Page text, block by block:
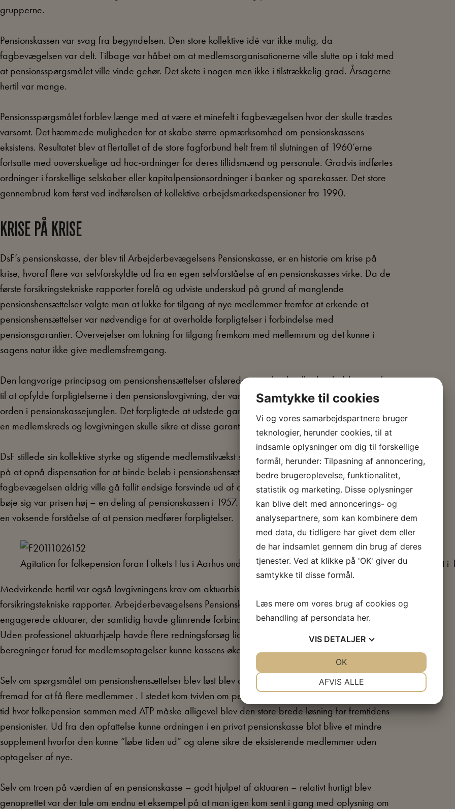
grupperne.
Pensionskassen var svag fra begyndelsen. Den store kollektive idé var ikke mulig, da
fagbevægelsen var delt. Tilbage var håbet om at medlemsorganisationerne ville slutte op i takt med
at pensionsspørgsmålet ville vinde gehør. Det skete i nogen men ikke i tilstrækkelig grad. Årsagerne
hertil var mange.
Pensionsspørgsmålet forblev længe med at være et minefelt i fagbevægelsen hvor der skulle trædes
varsomt. Det hæmmede muligheden for at skabe større opmærksomhed om pensionskassens
eksistens. Resultatet blev at flertallet af de store fagforbund helt frem til slutningen af 1960’erne
fortsatte med uoverskuelige ad hoc-ordninger for deres tillidsmænd og personale. Gradvis indførtes
ordninger i forskellige selskaber eller kapitalpensionsordninger i banker og sparekasser. Det store
gennembrud kom først ved indførelsen af kollektive arbejdsmarkedspensioner fra 1990.
KRISE PÅ KRISE
DsF’s pensionskasse, der blev til Arbejderbevægelsens Pensionskasse, er en historie om krise på
krise, hvoraf flere var selvforskyldte ud fra en egen selvforståelse af en pensionskasses virke. Da de
første forsikringstekniske rapporter forelå og udviste underskud på grund af manglende
pensionshensættelser valgte man at lukke for tilgang af nye medlemmer fremfor at erkende at
pensionshensættelser var nødvendige for at overholde forpligtelser i forbindelse med
pensionsgarantier. Overvejelser om lukning for tilgang fremkom med mellemrum og det kunne i
sagens natur ikke give medlemsfremgang.
Den langvarige principsag om pensionshensættelser afslørede manglende eller kun halvhjertet vilje
til at opfylde forpligtelserne i den pensionslovgivning, der var udformet med henblik på at skabe
orden i pensionskassejunglen. Det forpligtede at udstede garantier om forskellige pensionsydelser til
en medlemskreds og lovgivningen skulle sikre at disse garantier blev overholdt
DsF stillede sin kollektive styrke og stigende medlemstilvækst som garanti og spildte årtiers arbejde
på at opnå dispensation for at binde beløb i pensionshensættelser under henvisning til at
fagbevægelsen aldrig ville gå fallit endsige forsvinde ud af det danske samfund. Da man måtte
bøje sig var prisen høj – en deling af pensionskassen i 1957. Den positive del af denne udgang blev
en voksende forståelse af at pension medfører forpligtelser.
Agitation for folkepension foran Folkets Hus i Aarhus under valgkampen i 1953. (Folkepensionen blev indført i
Medvirkende hertil var også lovgivningens krav om aktuarbistand og faste periodevise
forsikringstekniske rapporter. Arbejderbevægelsens Pensionskasse har været velsignet med dygtige
engagerede aktuarer, der samtidig havde glimrende forbindelser til Forsikringsråd og Finanstilsyn.
Uden professionel aktuarhjælp havde flere redningsforsøg lidt skibbrud og uden deres konsekvente
beregninger forud for medlemsoptagelser kunne kassens økonomiske bæreevne være bragt i fare.
Selv om spørgsmålet om pensionshensættelser blev løst blev det ikke indledningen til et spring
fremad for at få flere medlemmer . I stedet kom tvivlen om pensionskassens eksistensberettigelse i en
tid hvor folkepension sammen med ATP måske alligevel blev den store brede løsning for fremtidens
pensionister. Ud fra den opfattelse kunne ordningen i en privat pensionskasse blot blive et mindre
supplement hvorfor den kunne “løbe tiden ud” og alene sikre de eksisterende medlemmer uden
optagelser af nye.
Selv om troen på værdien af en pensionskasse – godt hjulpet af aktuaren – relativt hurtigt blev
genoprettet var der tale om endnu et eksempel på at man igen kom sent i gang med oplysning om
Samtykke til cookies
Vi og vores samarbejdspartnere bruger
teknologier, herunder cookies, til at
indsamle oplysninger om dig til forskellige
formål, herunder: Tilpasning af annoncering,
bedre brugeroplevelse, funktionalitet,
statistik og marketing. Disse oplysninger
kan blive delt med annoncerings- og
analysepartnere, som kan kombinere dem
med data, du tidligere har givet dem eller
de har indsamlet gennem din brug af deres
tjenester. Ved at klikke på 'OK' giver du
samtykke til disse formål.
Læs mere om vores brug af cookies og
behandling af persondata her.
VIS DETALJER
MARKETING STATISTIK
AFVIS ALLE
OK